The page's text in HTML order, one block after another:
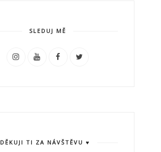
SLEDUJ MĚ
DĚKUJI TI ZA NÁVŠTĚVU ♥